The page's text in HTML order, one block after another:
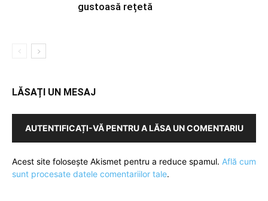
gustoasă rețetă
LĂSAȚI UN MESAJ
AUTENTIFICAȚI-VĂ PENTRU A LĂSA UN COMENTARIU
Acest site folosește Akismet pentru a reduce spamul. Află cum
sunt procesate datele comentariilor tale.